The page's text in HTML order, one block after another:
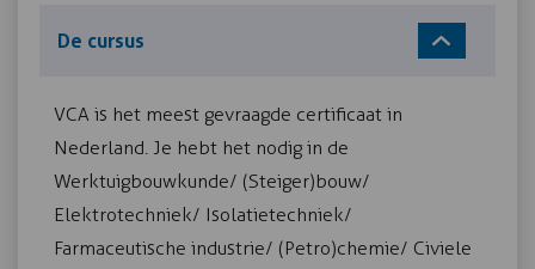
De cursus
VCA is het meest gevraagde certificaat in
Nederland. Je hebt het nodig in de
Werktuigbouwkunde/ (Steiger)bouw/
Elektrotechniek/ Isolatietechniek/
Farmaceutische industrie/ (Petro)chemie/ Civiele
06-11-2026 Inschrijven
14-11-2026
07:30 - 15:30
Zwolle
€ 255,00